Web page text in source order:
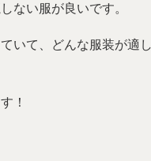
ない服が良いです。
いて、どんな服装が適
！